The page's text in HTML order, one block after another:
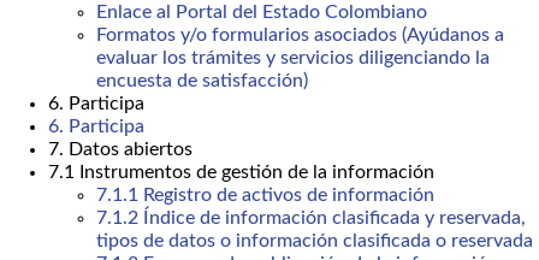
Enlace al Portal del Estado Colombiano
Formatos y/o formularios asociados (Ayúdanos a
evaluar los trámites y servicios diligenciando la
encuesta de satisfacción)
6. Participa
6. Participa
7. Datos abiertos
7.1 Instrumentos de gestión de la información
7.1.1 Registro de activos de información
7.1.2 Índice de información clasificada y reservada,
tipos de datos o información clasificada o reservada